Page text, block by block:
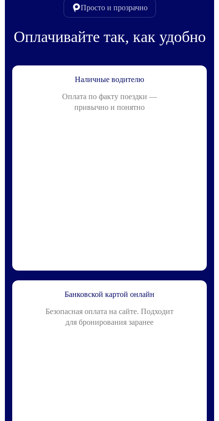
Просто и прозрачно
Оплачивайте так, как удобно
Наличные водителю
Оплата по факту поездки —
привычно и понятно
Банковской картой онлайн
Безопасная оплата на сайте. Подходит
для бронирования заранее